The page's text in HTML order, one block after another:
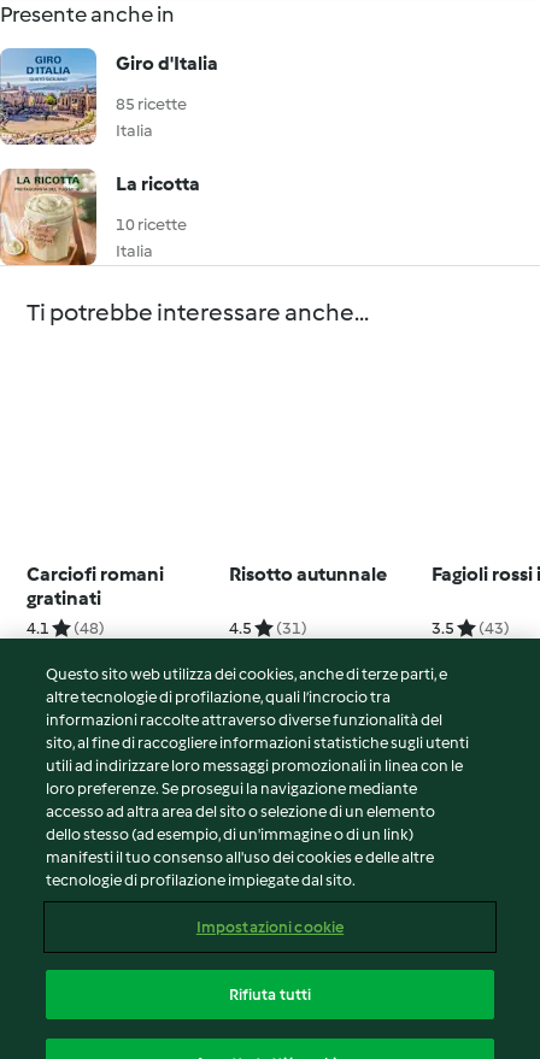
Presente anche in
Giro d'Italia
85 ricette
Italia
La ricotta
10 ricette
Italia
Ti potrebbe interessare anche...
Carciofi romani
gratinati
4.1 (48)
Risotto autunnale
4.5 (31)
Fagioli
3.5 (43)
© Copyright 2026
Termini del servizio
Informativa sulla privacy
Avvertenze generali
Note legali
Contenuto del rapporto
Dichiarazione di accessibilità
Questo sito web utilizza dei cookies, anche di terze parti, e
altre tecnologie di profilazione, quali l’incrocio tra
informazioni raccolte attraverso diverse funzionalità del
sito, al fine di raccogliere informazioni statistiche sugli utenti
utili ad indirizzare loro messaggi promozionali in linea con le
loro preferenze. Se prosegui la navigazione mediante
accesso ad altra area del sito o selezione di un elemento
dello stesso (ad esempio, di un'immagine o di un link)
manifesti il tuo consenso all'uso dei cookies e delle altre
tecnologie di profilazione impiegate dal sito.
Impostazioni cookie
Rifiuta tutti